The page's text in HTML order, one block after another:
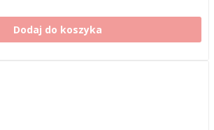
Dodaj do koszyka